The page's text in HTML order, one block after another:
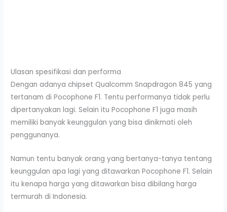
Ulasan spesifikasi dan performa
Dengan adanya chipset Qualcomm Snapdragon 845 yang
tertanam di Pocophone F1. Tentu performanya tidak perlu
dipertanyakan lagi. Selain itu Pocophone F1 juga masih
memiliki banyak keunggulan yang bisa dinikmati oleh
penggunanya.
Namun tentu banyak orang yang bertanya-tanya tentang
keunggulan apa lagi yang ditawarkan Pocophone F1. Selain
itu kenapa harga yang ditawarkan bisa dibilang harga
termurah di Indonesia.